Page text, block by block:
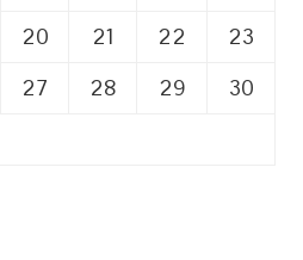
20 21 22
23
27 28 29
30